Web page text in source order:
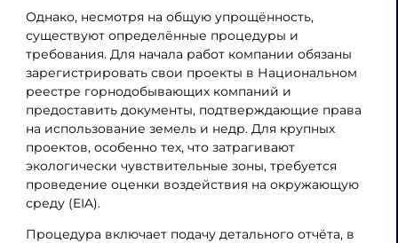
Однако, несмотря на общую упрощённость,
существуют определённые процедуры и
требования. Для начала работ компании обязаны
зарегистрировать свои проекты в Национальном
реестре горнодобывающих компаний и
предоставить документы, подтверждающие права
на использование земель и недр. Для крупных
проектов, особенно тех, что затрагивают
экологически чувствительные зоны, требуется
проведение оценки воздействия на окружающую
среду (EIA).
Процедура включает подачу детального отчёта, в